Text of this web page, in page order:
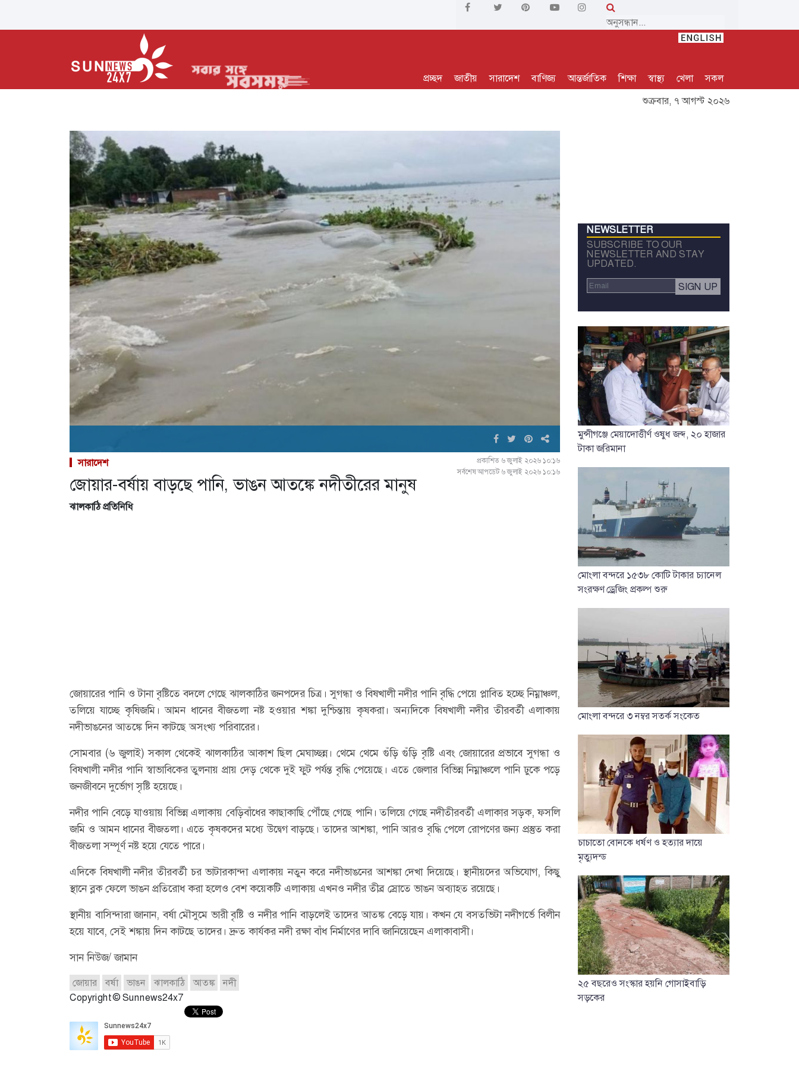
প্রচ্ছদ জাতীয় সারাদেশ বাণিজ্য আন্তর্জাতিক শিক্ষা স্বাস্থ্য খেলা
সকল
শুক্রবার, ৭ আগস্ট ২০২৬
সারাদেশ
প্রকাশিত ৬ জুলাই ২০২৬ ১০:১৬
সর্বশেষ আপডেট ৬ জুলাই ২০২৬ ১০:১৬
জোয়ার-বর্ষায় বাড়ছে পানি, ভাঙন আতঙ্কে নদীতীরের মানুষ
ঝালকাঠি প্রতিনিধি
জোয়ারের পানি ও টানা বৃষ্টিতে বদলে গেছে ঝালকাঠির জনপদের চিত্র। সুগন্ধা ও বিষখালী নদীর পানি বৃদ্ধি পেয়ে প্লাবিত হচ্ছে নিম্নাঞ্চল,
তলিয়ে যাচ্ছে কৃষিজমি। আমন ধানের বীজতলা নষ্ট হওয়ার শঙ্কা দুশ্চিন্তায় কৃষকরা। অন্যদিকে বিষখালী নদীর তীরবর্তী এলাকায়
নদীভাঙনের আতঙ্কে দিন কাটছে অসংখ্য পরিবারের।
সোমবার (৬ জুলাই) সকাল থেকেই ঝালকাঠির আকাশ ছিল মেঘাচ্ছন্ন। থেমে থেমে গুঁড়ি গুঁড়ি বৃষ্টি এবং জোয়ারের প্রভাবে সুগন্ধা ও
বিষখালী নদীর পানি স্বাভাবিকের তুলনায় প্রায় দেড় থেকে দুই ফুট পর্যন্ত বৃদ্ধি পেয়েছে। এতে জেলার বিভিন্ন নিম্নাঞ্চলে পানি ঢুকে পড়ে
জনজীবনে দুর্ভোগ সৃষ্টি হয়েছে।
নদীর পানি বেড়ে যাওয়ায় বিভিন্ন এলাকায় বেড়িবাঁধের কাছাকাছি পৌঁছে গেছে পানি। তলিয়ে গেছে নদীতীরবর্তী এলাকার সড়ক, ফসলি
জমি ও আমন ধানের বীজতলা। এতে কৃষকদের মধ্যে উদ্বেগ বাড়ছে। তাদের আশঙ্কা, পানি আরও বৃদ্ধি পেলে রোপণের জন্য প্রস্তুত করা
বীজতলা সম্পূর্ণ নষ্ট হয়ে যেতে পারে।
এদিকে বিষখালী নদীর তীরবর্তী চর ভাটারকান্দা এলাকায় নতুন করে নদীভাঙনের আশঙ্কা দেখা দিয়েছে। স্থানীয়দের অভিযোগ, কিছু
স্থানে ব্লক ফেলে ভাঙন প্রতিরোধ করা হলেও বেশ কয়েকটি এলাকায় এখনও নদীর তীব্র স্রোতে ভাঙন অব্যাহত রয়েছে।
স্থানীয় বাসিন্দারা জানান, বর্ষা মৌসুমে ভারী বৃষ্টি ও নদীর পানি বাড়লেই তাদের আতঙ্ক বেড়ে যায়। কখন যে বসতভিটা নদীগর্ভে বিলীন
হয়ে যাবে, সেই শঙ্কায় দিন কাটছে তাদের। দ্রুত কার্যকর নদী রক্ষা বাঁধ নির্মাণের দাবি জানিয়েছেন এলাকাবাসী।
সান নিউজ/ জামান
জোয়ার বর্ষা ভাঙন ঝালকাঠি আতঙ্ক
নদী
Copyright © Sunnews24x7
NEWSLETTER
SUBSCRIBE TO OUR
NEWSLETTER AND STAY
UPDATED.
মুন্সীগঞ্জে মেয়াদোত্তীর্ণ ওষুধ জব্দ, ২০ হাজার
টাকা জরিমানা
মোংলা বন্দরে ১৫৩৮ কোটি টাকার চ্যানেল
সংরক্ষণ ড্রেজিং প্রকল্প শুরু
মোংলা বন্দরে ৩ নম্বর সতর্ক সংকেত
চাচাতো বোনকে ধর্ষণ ও হত্যার দায়ে
মৃত্যুদন্ড
২৫ বছরেও সংস্কার হয়নি গোসাইবাড়ি
সড়কের